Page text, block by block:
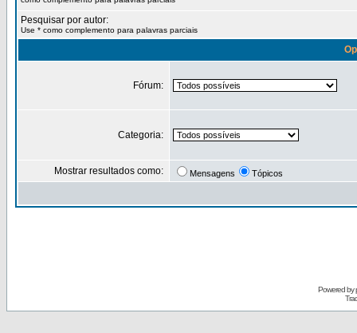
Pesquisar por autor:
Use * como complemento para palavras parciais
Fórum:
Categoria:
Mostrar resultados como: Mensagens Tópicos
Powered by